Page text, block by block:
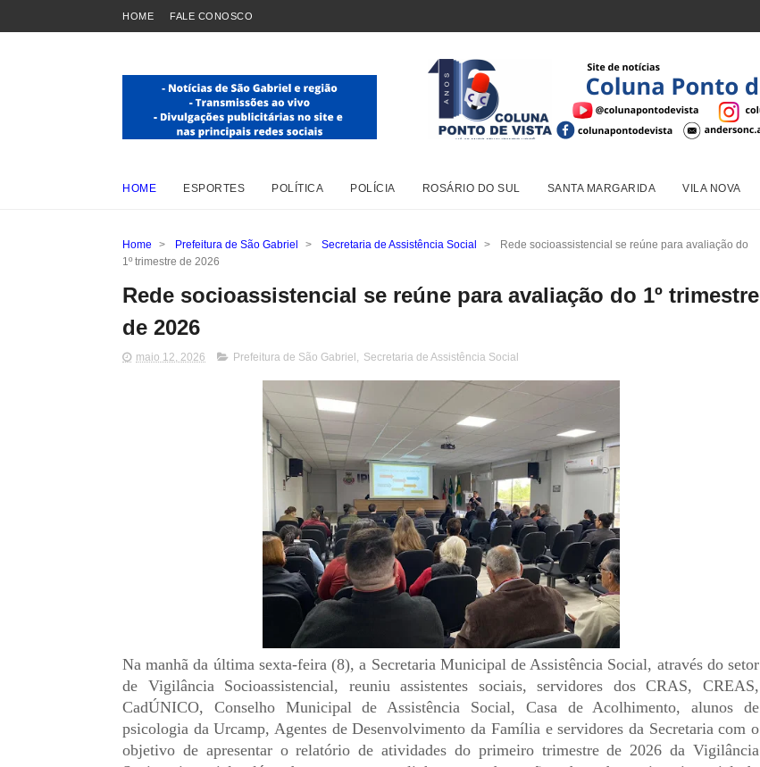
HOME FALE CONOSCO
HOME ESPORTES POLÍTICA POLÍCIA ROSÁRIO DO SUL SANTA MARGARIDA VILA NOVA
Home > Prefeitura de São Gabriel > Secretaria de Assistência Social >
Rede socioassistencial se reúne para avaliação do
1º trimestre de 2026
Rede socioassistencial se reúne para avaliação do 1º trimestre
de 2026
maio 12, 2026 Prefeitura de São Gabriel , Secretaria de Assistência Social
Na manhã da última sexta-feira (8), a Secretaria Municipal de Assistência Social, através do setor
de Vigilância Socioassistencial, reuniu assistentes sociais, servidores dos CRAS, CREAS,
CadÚNICO, Conselho Municipal de Assistência Social, Casa de Acolhimento, alunos de
psicologia da Urcamp, Agentes de Desenvolvimento da Família e servidores da Secretaria com o
objetivo de apresentar o relatório de atividades do primeiro trimestre de 2026 da Vigilância